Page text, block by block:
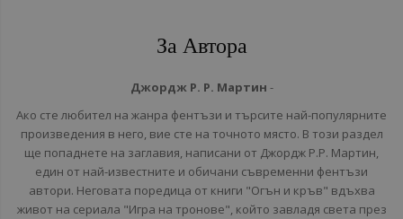
За Автора
Джордж Р. Р. Мартин -
Ако сте любител на жанра фентъзи и търсите най-популярните
произведения в него, вие сте на точното място. В този раздел
ще попаднете на заглавия, написани от Джордж Р.Р. Мартин,
един от най-известните и обичани съвременни фентъзи
автори. Неговата поредица от книги "Огън и кръв" вдъхва
живот на сериала "Игра на тронове", който завладя света през